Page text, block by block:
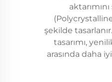
şekilde
tasarımı,
arasında daha